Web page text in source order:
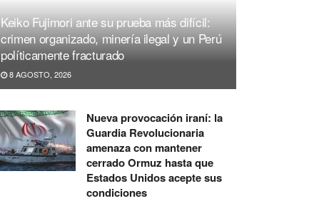
Keiko Fujimori ante su prueba más difícil:
crimen organizado, minería ilegal y un Perú
políticamente fracturado
8 AGOSTO, 2026
Nueva provocación iraní: la
Guardia Revolucionaria
amenaza con mantener
cerrado Ormuz hasta que
Estados Unidos acepte sus
condiciones